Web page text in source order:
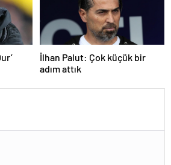
İlhan Palut: Çok küçük bir
adım attık